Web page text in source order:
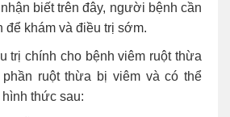
biết trên đây, người bệnh cần
để khám và điều trị sớm.
trị chính cho bệnh viêm ruột thừa
ruột thừa bị viêm và có thể
thức sau: